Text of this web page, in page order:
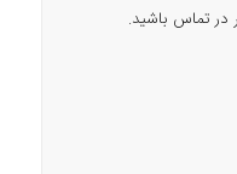
در تماس باشید.